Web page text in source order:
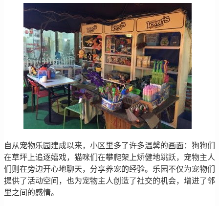
自从宠物乐园建成以来，小区里多了许多温馨的画面：狗狗们
在草坪上追逐嬉戏，猫咪们在攀爬架上矫健地跳跃，宠物主人
们则在旁边开心地聊天，分享养宠的经验。乐园不仅为宠物们
提供了活动空间，也为宠物主人创造了社交的机会，增进了邻
里之间的感情。